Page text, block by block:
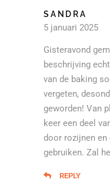
SANDRA
5 januari 2025
Gisteravond
beschrijving
van de baking
vergeten,
geworden! Van
keer een deel
door rozijnen
gebruiken. Zal
REPLY